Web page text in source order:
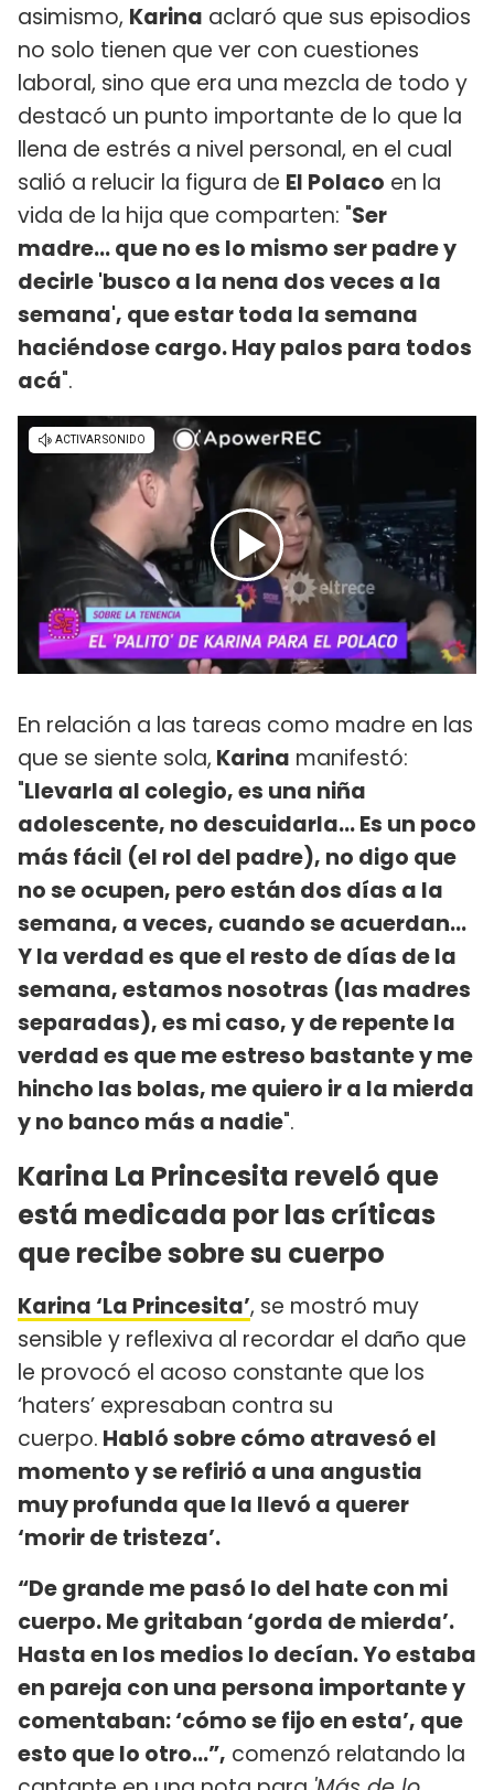
asimismo, Karina aclaró que sus episodios
no solo tienen que ver con cuestiones
laboral, sino que era una mezcla de todo y
destacó un punto importante de lo que la
llena de estrés a nivel personal, en el cual
salió a relucir la figura de El Polaco en la
vida de la hija que comparten: "Ser
madre... que no es lo mismo ser padre y
decirle 'busco a la nena dos veces a la
semana', que estar toda la semana
haciéndose cargo. Hay palos para todos
acá".
En relación a las tareas como madre en las
que se siente sola, Karina manifestó:
"Llevarla al colegio, es una niña
adolescente, no descuidarla... Es un poco
más fácil (el rol del padre), no digo que
no se ocupen, pero están dos días a la
semana, a veces, cuando se acuerdan...
Y la verdad es que el resto de días de la
semana, estamos nosotras (las madres
separadas), es mi caso, y de repente la
verdad es que me estreso bastante y me
hincho las bolas, me quiero ir a la mierda
y no banco más a nadie".
Karina La Princesita reveló que
está medicada por las críticas
que recibe sobre su cuerpo
Karina ‘La Princesita’, se mostró muy
sensible y reflexiva al recordar el daño que
le provocó el acoso constante que los
‘haters’ expresaban contra su
cuerpo. Habló sobre cómo atravesó el
momento y se refirió a una angustia
muy profunda que la llevó a querer
‘morir de tristeza’.
“De grande me pasó lo del hate con mi
cuerpo. Me gritaban ‘gorda de mierda’.
Hasta en los medios lo decían. Yo estaba
en pareja con una persona importante y
comentaban: ‘cómo se fijo en esta’, que
esto que lo otro…”, comenzó relatando la